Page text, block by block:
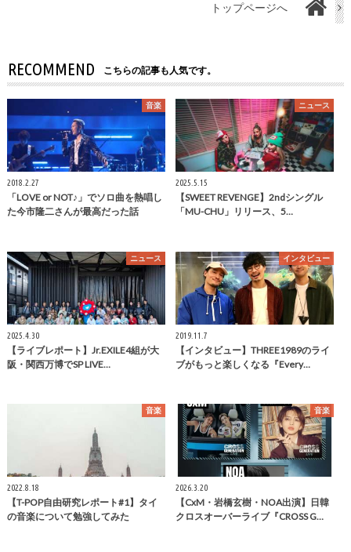
トップページへ
RECOMMEND こちらの記事も人気です。
音楽
2018.2.27
「LOVE or NOT♪」でソロ曲を熱唱し
た今市隆二さんが最高だった話
ニュース
2025.5.15
【SWEET REVENGE】2ndシングル
「MU-CHU」リリース、5…
ニュース
2025.4.30
【ライブレポート】Jr.EXILE4組が大
阪・関西万博でSP LIVE…
インタビュー
2019.11.7
【インタビュー】THREE1989のライ
ブがもっと楽しくなる『Every…
音楽
2022.8.18
【T-POP自由研究レポート#1】タイ
の音楽について勉強してみた
音楽
2026.3.20
【CxM・岩橋玄樹・NOA出演】日韓
クロスオーバーライブ『CROSS G…